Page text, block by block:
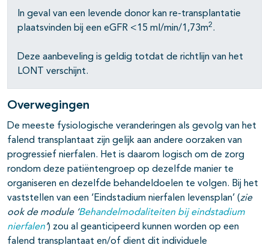
In geval van een levende donor kan re-transplantatie
plaatsvinden bij een eGFR <15 ml/min/1,73m2.
Deze aanbeveling is geldig totdat de richtlijn van het
LONT verschijnt.
Overwegingen
De meeste fysiologische veranderingen als gevolg van het
falend transplantaat zijn gelijk aan andere oorzaken van
progressief nierfalen. Het is daarom logisch om de zorg
rondom deze patiëntengroep op dezelfde manier te
organiseren en dezelfde behandeldoelen te volgen. Bij het
vaststellen van een ‘Eindstadium nierfalen levensplan’ (zie
ook de module ‘Behandelmodaliteiten bij eindstadium
nierfalen’) zou al geanticipeerd kunnen worden op een
falend transplantaat en/of dient dit individuele